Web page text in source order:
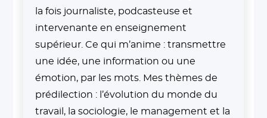
la fois journaliste, podcasteuse et
intervenante en enseignement
supérieur. Ce qui m’anime : transmettre
une idée, une information ou une
émotion, par les mots. Mes thèmes de
prédilection : l’évolution du monde du
travail, la sociologie, le management et la